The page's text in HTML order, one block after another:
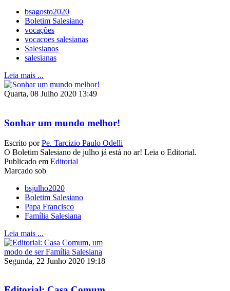
bsagosto2020
Boletim Salesiano
vocações
vocacoes salesianas
Salesianos
salesianas
Leia mais ...
Quarta, 08 Julho 2020 13:49
Sonhar um mundo melhor!
Escrito porPe. Tarcizio Paulo Odelli
O Boletim Salesiano de julho já está no ar! Leia o Editorial.
Publicado em Editorial
Marcado sob
bsjulho2020
Boletim Salesiano
Papa Francisco
Família Salesiana
Leia mais ...
Segunda, 22 Junho 2020 19:18